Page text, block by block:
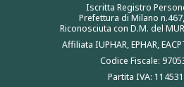
Iscritta Registro
Prefettura di Milano
Riconosciuta con D.M. del
Affiliata IUPHAR, EPHAR,
Codice Fiscale:
Partita IVA: